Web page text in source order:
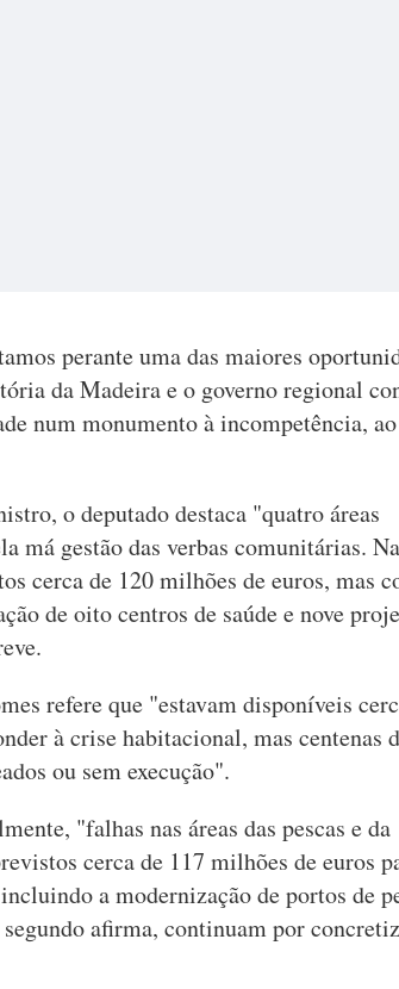
perante uma das maiores
da Madeira e o governo regional
num monumento à incompetência,
o deputado destaca "quatro áreas
má gestão das verbas comunitárias.
cerca de 120 milhões de euros, mas
de oito centros de saúde e nove
refere que "estavam disponíveis
à crise habitacional, mas centenas
ou sem execução".
"falhas nas áreas das pescas e da
cerca de 117 milhões de euros
a modernização de portos de
afirma, continuam por